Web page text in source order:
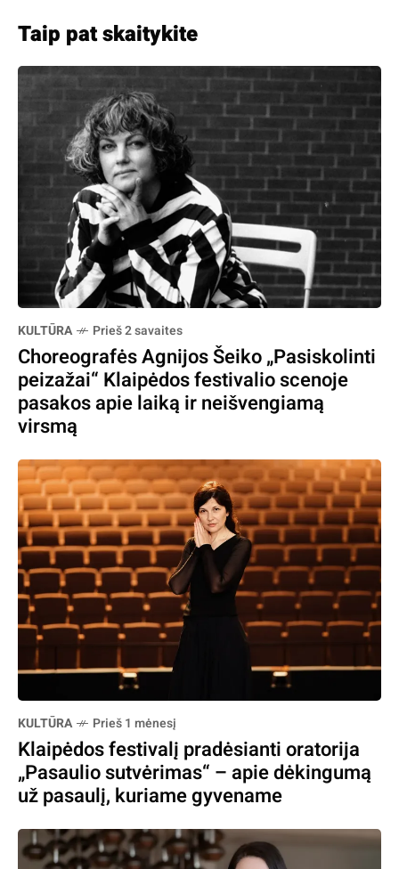
Taip pat skaitykite
KULTŪRA Prieš 2 savaites
Choreografės Agnijos Šeiko „Pasiskolinti
peizažai“ Klaipėdos festivalio scenoje
pasakos apie laiką ir neišvengiamą
virsmą
KULTŪRA Prieš 1 mėnesį
Klaipėdos festivalį pradėsianti oratorija
„Pasaulio sutvėrimas“ – apie dėkingumą
už pasaulį, kuriame gyvename